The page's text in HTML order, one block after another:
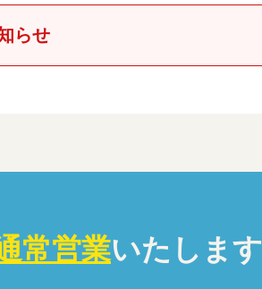
らせ
常営業いたします